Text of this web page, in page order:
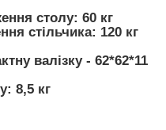
столу: 60 кг
стільчика: 120 кг
валізку - 62*62*11
8,5 кг